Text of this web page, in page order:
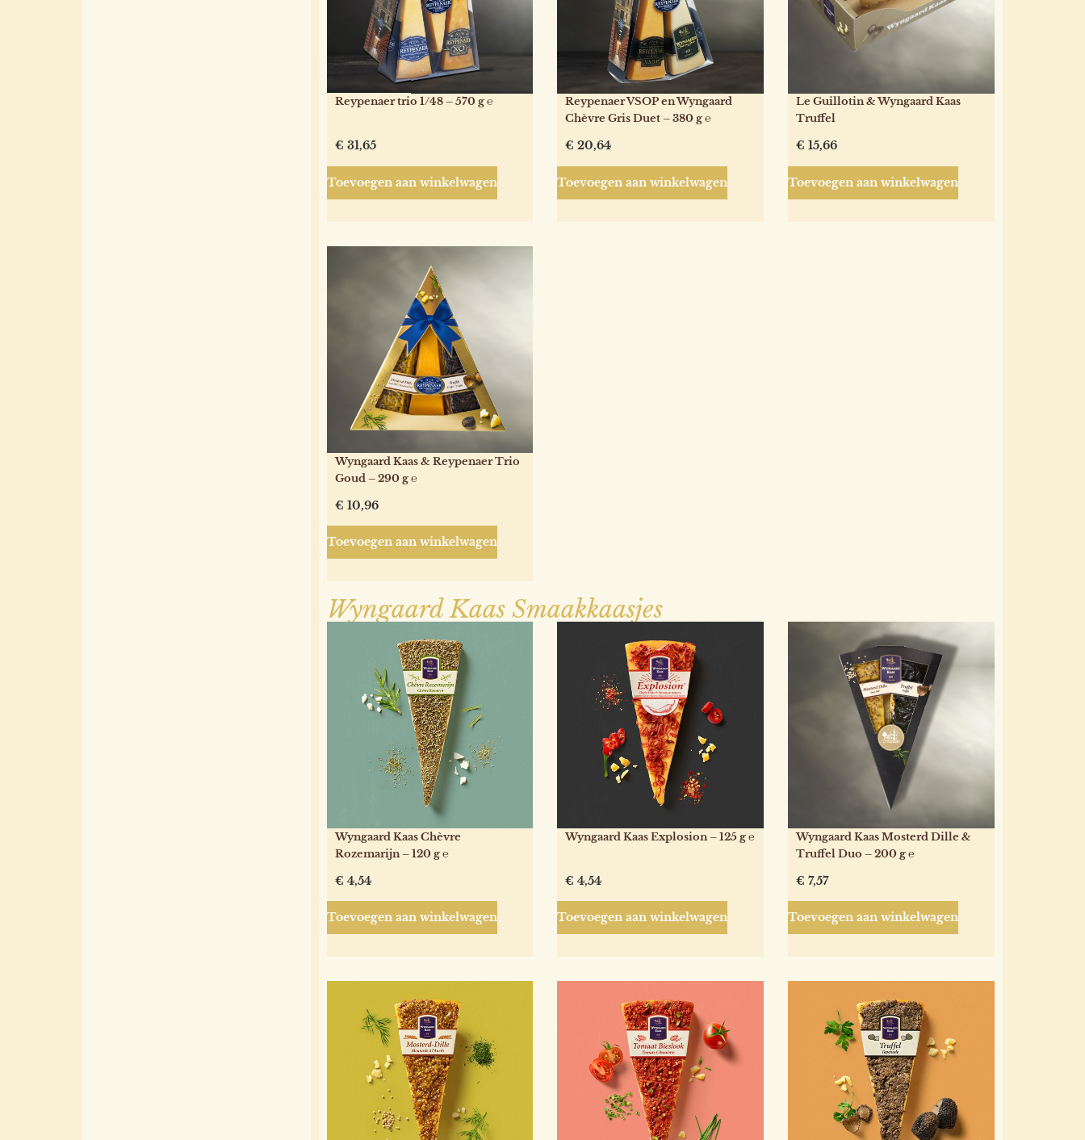
Reypenaer trio 1/48 – 570 g ℮
€ 31,65
Toevoegen aan winkelwagen
Reypenaer VSOP en Wyngaard
Chèvre Gris Duet – 380 g ℮
€ 20,64
Toevoegen aan winkelwagen
Le Guillotin & Wyngaard Kaas
Truffel
€ 15,66
Toevoegen aan winkelwagen
Wyngaard Kaas & Reypenaer Trio
Goud – 290 g ℮
€ 10,96
Toevoegen aan winkelwagen
Wyngaard Kaas Smaakkaasjes
Wyngaard Kaas Chèvre
Rozemarijn – 120 g ℮
€ 4,54
Toevoegen aan winkelwagen
Wyngaard Kaas Explosion – 125 g ℮
€ 4,54
Toevoegen aan winkelwagen
Wyngaard Kaas Mosterd Dille &
Truffel Duo – 200 g ℮
€ 7,57
Toevoegen aan winkelwagen